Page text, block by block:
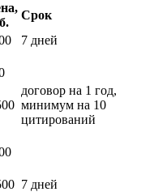
Срок
7 дней
договор на 1 год,
минимум на 10
цитирований
7 дней